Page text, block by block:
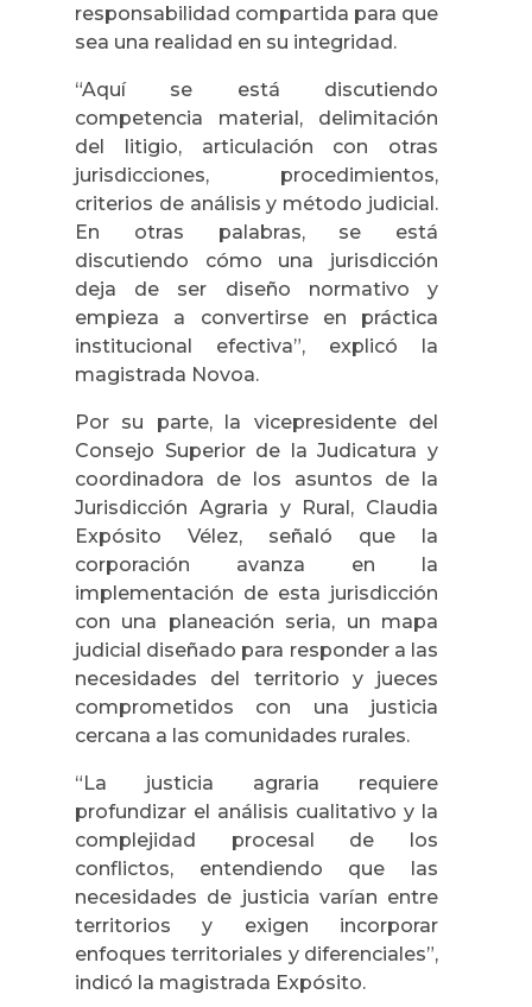
responsabilidad compartida para que
sea una realidad en su integridad.
“Aquí se está discutiendo
competencia material, delimitación
del litigio, articulación con otras
jurisdicciones, procedimientos,
criterios de análisis y método judicial.
En otras palabras, se está
discutiendo cómo una jurisdicción
deja de ser diseño normativo y
empieza a convertirse en práctica
institucional efectiva”, explicó la
magistrada Novoa.
Por su parte, la vicepresidente del
Consejo Superior de la Judicatura y
coordinadora de los asuntos de la
Jurisdicción Agraria y Rural, Claudia
Expósito Vélez, señaló que la
corporación avanza en la
implementación de esta jurisdicción
con una planeación seria, un mapa
judicial diseñado para responder a las
necesidades del territorio y jueces
comprometidos con una justicia
cercana a las comunidades rurales.
“La justicia agraria requiere
profundizar el análisis cualitativo y la
complejidad procesal de los
conflictos, entendiendo que las
necesidades de justicia varían entre
territorios y exigen incorporar
enfoques territoriales y diferenciales”,
indicó la magistrada Expósito.